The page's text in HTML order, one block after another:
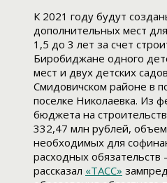
К 2021 году будут
дополнительных мест
1,5 до 3 лет за счет
Биробиджане одного
мест и двух детских
Смидовичском районе в
поселке Николаевка. Из
бюджета на
332,47 млн рублей,
необходимых для
расходных
рассказал «ТАСС»